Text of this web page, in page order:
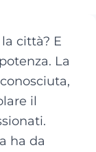
città? E
La
il
ha da